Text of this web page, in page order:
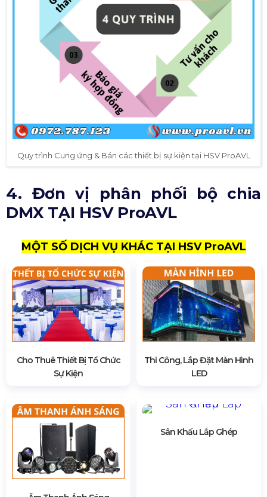
Quy trình Cung ứng & Bán các thiết bị sự kiện tại HSV ProAVL
4. Đơn vị phân phối bộ chia
DMX TẠI HSV ProAVL
MỘT SỐ DỊCH VỤ KHÁC TẠI HSV ProAVL
Cho Thuê Thiết Bị Tổ Chức
Sự Kiện
Thi Công, Lắp Đặt Màn Hình
LED
Sân Khấu Lắp Ghép